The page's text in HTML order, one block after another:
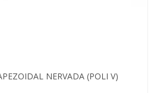
NERVADA (POLI V)